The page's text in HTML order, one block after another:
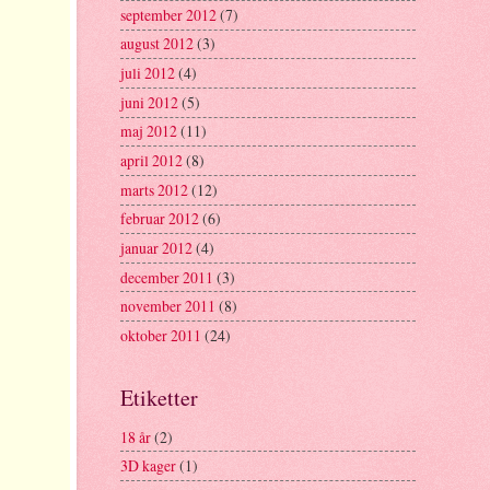
september 2012(7)
august 2012(3)
juli 2012(4)
juni 2012(5)
maj 2012(11)
april 2012(8)
marts 2012(12)
februar 2012(6)
januar 2012(4)
december 2011 (3)
november 2011 (8)
oktober 2011 (24)
Etiketter
18 år(2)
3D kager(1)